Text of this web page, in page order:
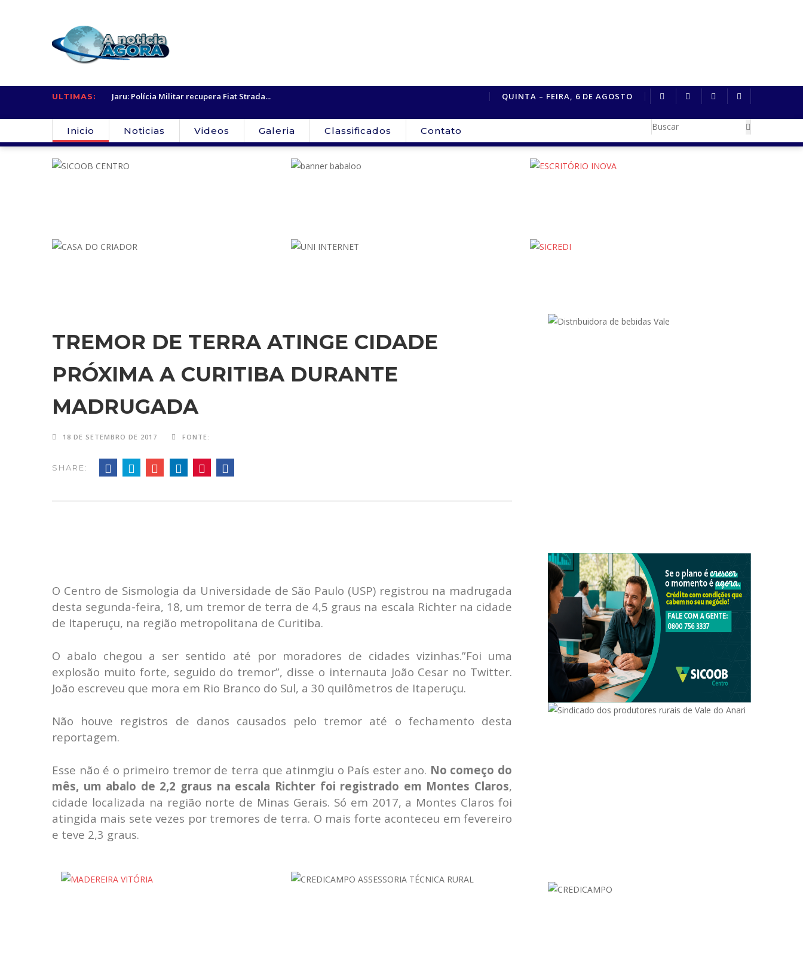
ULTIMAS:
por suspeita de... Jaru: Polícia Militar recupera Fiat Strada...
Relator restabelece direitos políticos de ex-
PF apreende R$ 2 milhões em...
QUINTA – FEIRA, 6 DE AGOSTO
Inicio Noticias Videos Galeria Classificados Contato
TREMOR DE TERRA ATINGE CIDADE
PRÓXIMA A CURITIBA DURANTE
MADRUGADA
18 DE SETEMBRO DE 2017 FONTE:
SHARE:
O Centro de Sismologia da Universidade de São Paulo (USP) registrou na madrugada
desta segunda-feira, 18, um tremor de terra de 4,5 graus na escala Richter na cidade
de Itaperuçu, na região metropolitana de Curitiba.
O abalo chegou a ser sentido até por moradores de cidades vizinhas.”Foi uma
explosão muito forte, seguido do tremor”, disse o internauta João Cesar no Twitter.
João escreveu que mora em Rio Branco do Sul, a 30 quilômetros de Itaperuçu.
Não houve registros de danos causados pelo tremor até o fechamento desta
reportagem.
Esse não é o primeiro tremor de terra que atinmgiu o País ester ano. No começo do
mês, um abalo de 2,2 graus na escala Richter foi registrado em Montes Claros,
cidade localizada na região norte de Minas Gerais. Só em 2017, a Montes Claros foi
atingida mais sete vezes por tremores de terra. O mais forte aconteceu em fevereiro
e teve 2,3 graus.